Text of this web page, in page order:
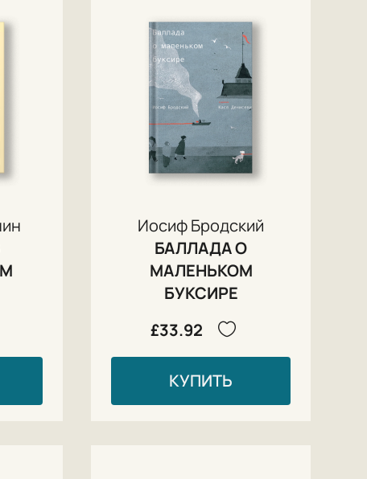
Иосиф Бродский
БАЛЛАДА О
МАЛЕНЬКОМ
БУКСИРЕ
£33.92
КУПИТЬ